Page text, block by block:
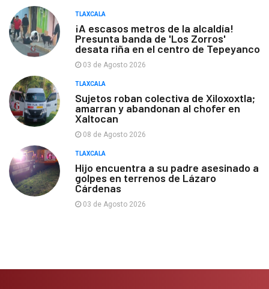
TLAXCALA
¡A escasos metros de la alcaldía!
Presunta banda de 'Los Zorros'
desata riña en el centro de Tepeyanco
03 de Agosto 2026
TLAXCALA
Sujetos roban colectiva de Xiloxoxtla;
amarran y abandonan al chofer en
Xaltocan
08 de Agosto 2026
TLAXCALA
Hijo encuentra a su padre asesinado a
golpes en terrenos de Lázaro
Cárdenas
03 de Agosto 2026